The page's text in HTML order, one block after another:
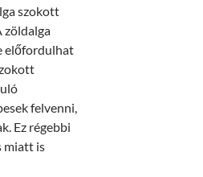
szokott
zöldalga
előfordulhat
felvenni,
Ez régebbi
miatt is